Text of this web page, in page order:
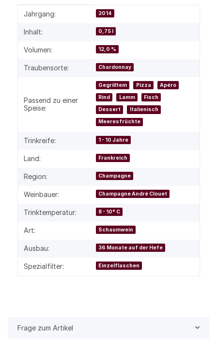
Produkteigenschaft
Wert
Jahrgang: 2014
Inhalt: 0,75 l
Volumen: 12,0 %
Traubensorte: Chardonnay
Passend zu einer
Speise:
Gegrilltem Pizza
Apéro
Rind
Lamm
Fisch
Dessert
Italienisch
Meeresfrüchte
Trinkreife: 1 - 10 Jahre
Land: Frankreich
Region: Champagne
Weinbauer: Champagne André Clouet
Trinktemperatur: 8 - 10° C
Art: Schaumwein
Ausbau: 36 Monate auf der Hefe
Spezialfilter: Einzelflaschen
Frage zum Artikel